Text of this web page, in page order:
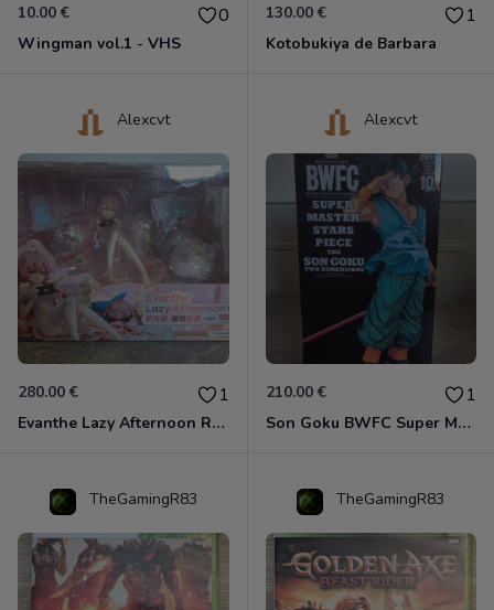
10.00 € 0
Wingman vol.1 - VHS
130.00 € 1
Kotobukiya de Barbara
Alexcvt
280.00 € 1
Evanthe Lazy Afternoon Red Pride of Eden
Alexcvt
210.00 € 1
Son Goku BWFC Super Master Stars
TheGamingR83 TheGamingR83